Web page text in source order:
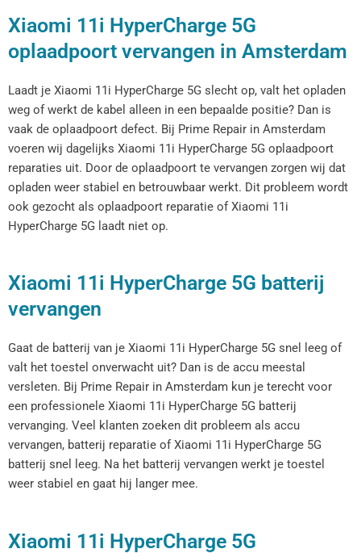
Xiaomi 11i HyperCharge 5G
oplaadpoort vervangen in Amsterdam
Laadt je Xiaomi 11i HyperCharge 5G slecht op, valt het opladen
weg of werkt de kabel alleen in een bepaalde positie? Dan is
vaak de oplaadpoort defect. Bij Prime Repair in Amsterdam
voeren wij dagelijks Xiaomi 11i HyperCharge 5G oplaadpoort
reparaties uit. Door de oplaadpoort te vervangen zorgen wij dat
opladen weer stabiel en betrouwbaar werkt. Dit probleem wordt
ook gezocht als oplaadpoort reparatie of Xiaomi 11i
HyperCharge 5G laadt niet op.
Xiaomi 11i HyperCharge 5G batterij
vervangen
Gaat de batterij van je Xiaomi 11i HyperCharge 5G snel leeg of
valt het toestel onverwacht uit? Dan is de accu meestal
versleten. Bij Prime Repair in Amsterdam kun je terecht voor
een professionele Xiaomi 11i HyperCharge 5G batterij
vervanging. Veel klanten zoeken dit probleem als accu
vervangen, batterij reparatie of Xiaomi 11i HyperCharge 5G
batterij snel leeg. Na het batterij vervangen werkt je toestel
weer stabiel en gaat hij langer mee.
Xiaomi 11i HyperCharge 5G